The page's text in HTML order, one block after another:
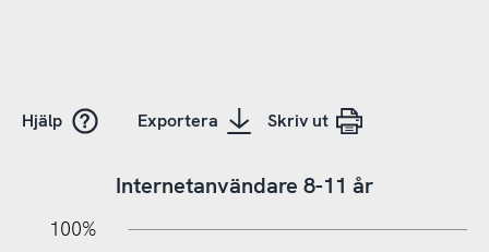
Hjälp Exportera Skriv ut
Internetanvändare 8-11 år
100%